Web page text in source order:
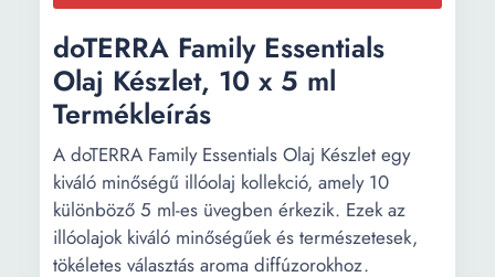
doTERRA Family Essentials
Olaj Készlet, 10 x 5 ml
Termékleírás
A doTERRA Family Essentials Olaj Készlet egy
kiváló minőségű illóolaj kollekció, amely 10
különböző 5 ml-es üvegben érkezik. Ezek az
illóolajok kiváló minőségűek és természetesek,
tökéletes választás aroma diffúzorokhoz.